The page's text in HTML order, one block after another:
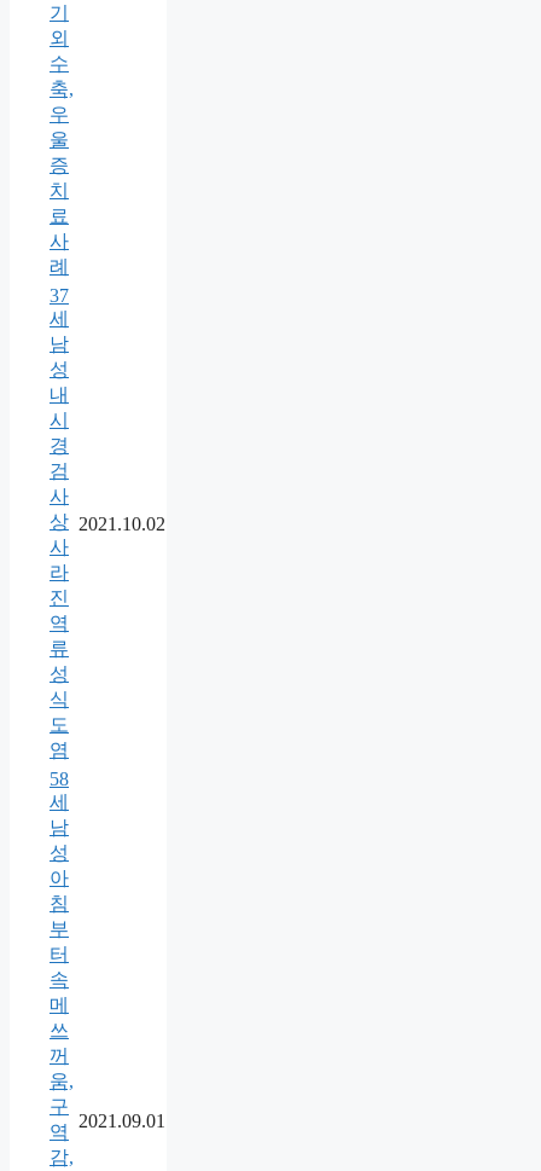
기
외
수
축,
우
울
증
치
료
사
례
37
세
남
성
내
시
경
검
사
상
사
라
진
역
류
성
식
도
염
2021.10.02
58
세
남
성
아
침
부
터
속
메
쓰
꺼
움,
구
역
감,
2021.09.01